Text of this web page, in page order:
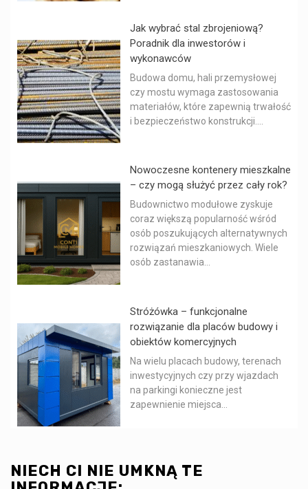
Jak wybrać stal zbrojeniową?
Poradnik dla inwestorów i
wykonawców
Budowa domu, hali przemysłowej
czy mostu wymaga zastosowania
materiałów, które zapewnią trwałość
i bezpieczeństwo konstrukcji....
Nowoczesne kontenery mieszkalne
– czy mogą służyć przez cały rok?
Budownictwo modułowe zyskuje
coraz większą popularność wśród
osób poszukujących alternatywnych
rozwiązań mieszkaniowych. Wiele
osób zastanawia...
Stróżówka – funkcjonalne
rozwiązanie dla placów budowy i
obiektów komercyjnych
Na wielu placach budowy, terenach
inwestycyjnych czy przy wjazdach
na parkingi konieczne jest
zapewnienie miejsca...
NIECH CI NIE UMKNĄ TE